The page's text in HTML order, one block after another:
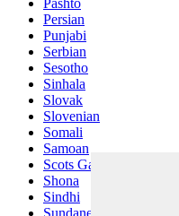
Pashto
Persian
Punjabi
Serbian
Sesotho
Sinhala
Slovak
Slovenian
Somali
Samoan
Scots Gaelic
Shona
Sindhi
Sundanese